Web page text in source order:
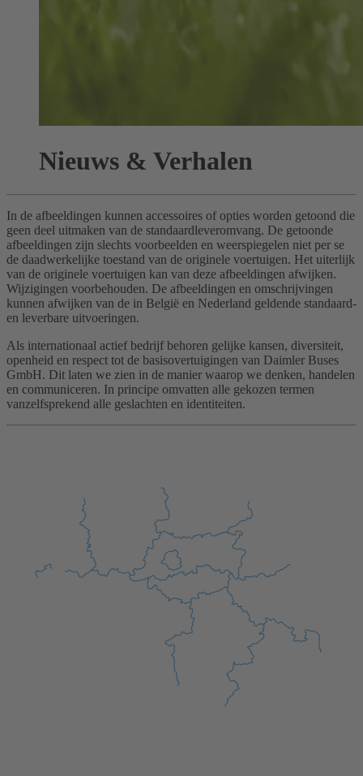
Nieuws & Verhalen
In de afbeeldingen kunnen accessoires of opties worden getoond die
geen deel uitmaken van de standaardleveromvang. De getoonde
afbeeldingen zijn slechts voorbeelden en weerspiegelen niet per se
de daadwerkelijke toestand van de originele voertuigen. Het uiterlijk
van de originele voertuigen kan van deze afbeeldingen afwijken.
Wijzigingen voorbehouden. De afbeeldingen en omschrijvingen
kunnen afwijken van de in België en Nederland geldende standaard-
en leverbare uitvoeringen.
Als internationaal actief bedrijf behoren gelijke kansen, diversiteit,
openheid en respect tot de basisovertuigingen van Daimler Buses
GmbH. Dit laten we zien in de manier waarop we denken, handelen
en communiceren. In principe omvatten alle gekozen termen
vanzelfsprekend alle geslachten en identiteiten.